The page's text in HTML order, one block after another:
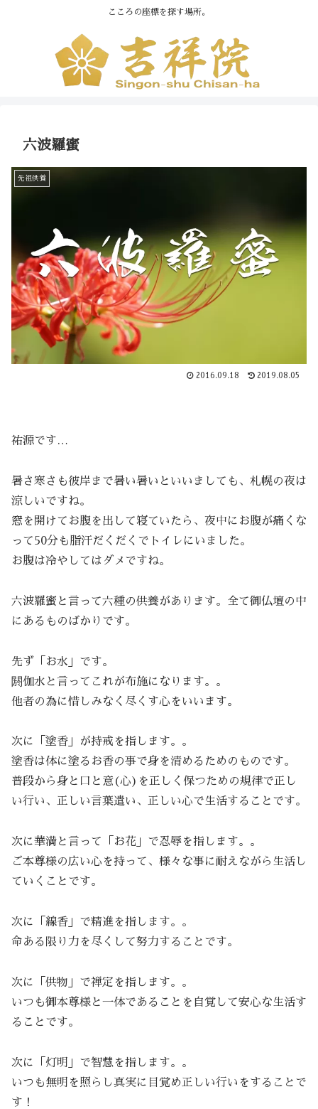
こころの座標を探す場所。
六波羅蜜
先祖供養
2016.09.18 2019.08.05
祐源です…
暑さ寒さも彼岸まで暑い暑いといいましても、札幌の夜は
涼しいですね。
窓を開けてお腹を出して寝ていたら、夜中にお腹が痛くな
って50分も脂汗だくだくでトイレにいました。
お腹は冷やしてはダメですね。
六波羅蜜と言って六種の供養があります。全て御仏壇の中
にあるものばかりです。
先ず「お水」です。
閼伽水と言ってこれが布施になります。。
他者の為に惜しみなく尽くす心をいいます。
次に「塗香」が持戒を指します。。
塗香は体に塗るお香の事で身を清めるためのものです。
普段から身と口と意(心)を正しく保つための規律で正し
い行い、正しい言葉遣い、正しい心で生活することです。
次に華満と言って「お花」で忍辱を指します。。
ご本尊様の広い心を持って、様々な事に耐えながら生活し
ていくことです。
次に「線香」で精進を指します。。
命ある限り力を尽くして努力することです。
次に「供物」で禅定を指します。。
いつも御本尊様と一体であることを自覚して安心な生活す
ることです。
次に「灯明」で智慧を指します。。
いつも無明を照らし真実に目覚め正しい行いをすることで
す！